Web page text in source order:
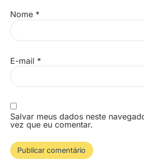
Nome *
E-mail *
Salvar meus dados neste
vez que eu comentar.